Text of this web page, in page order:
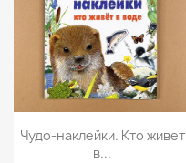
Просмотр
Чудо-наклейки. Кто живет
в...